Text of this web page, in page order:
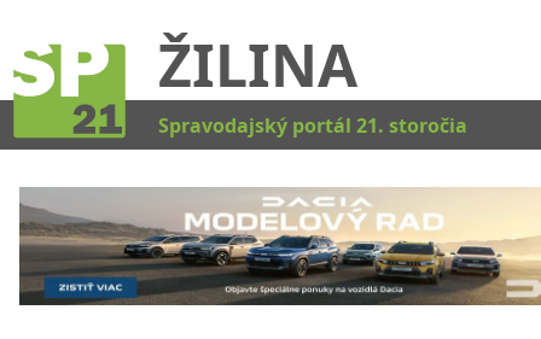
ŽILINA
Spravodajský portál 21. storočia